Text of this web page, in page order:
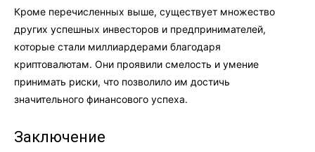
Кроме перечисленных выше, существует множество
других успешных инвесторов и предпринимателей,
которые стали миллиардерами благодаря
криптовалютам. Они проявили смелость и умение
принимать риски, что позволило им достичь
значительного финансового успеха.
Заключение